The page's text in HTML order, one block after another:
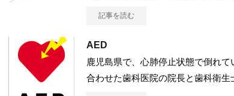
記事を読む
AED
鹿児島県で、心肺停止状態で倒れ
合わせた歯科医院の院長と歯科衛生